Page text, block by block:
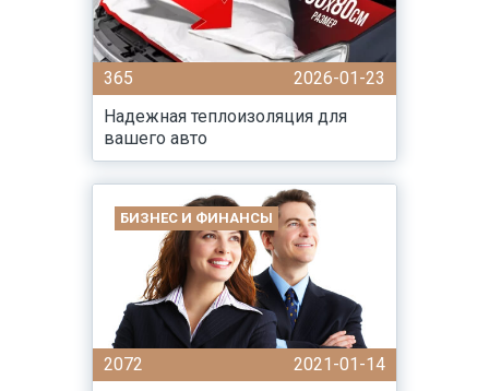
365
2026-01-23
Надежная теплоизоляция для
вашего авто
БИЗНЕС И ФИНАНСЫ
2072
2021-01-14